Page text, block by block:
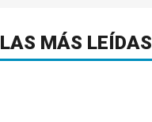
LAS MÁS LEÍDAS